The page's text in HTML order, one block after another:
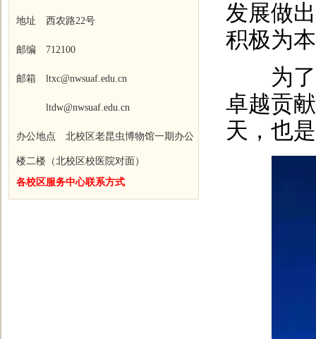
地址 西农路22号
邮编 712100
邮箱 ltxc@nwsuaf.edu.cn
ltdw@nwsuaf.edu.cn
办公地点 北校区老昆虫博物馆一期办公
楼二楼（北校区校医院对面）
各校区服务中心联系方式
发展做
积极为
为了
卓越贡
天，也